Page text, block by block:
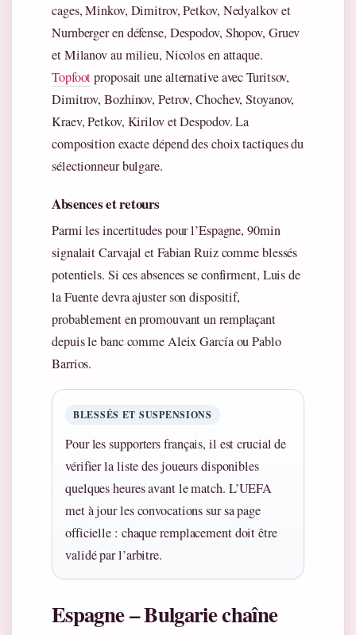
cages, Minkov, Dimitrov, Petkov, Nedyalkov et
Nurnberger en défense, Despodov, Shopov, Gruev
et Milanov au milieu, Nicolos en attaque.
Topfootproposait une alternative avec Turitsov,
Dimitrov, Bozhinov, Petrov, Chochev, Stoyanov,
Kraev, Petkov, Kirilov et Despodov. La
composition exacte dépend des choix tactiques du
sélectionneur bulgare.
Absences et retours
Parmi les incertitudes pour l’Espagne, 90min
signalait Carvajal et Fabian Ruiz comme blessés
potentiels. Si ces absences se confirment, Luis de
la Fuente devra ajuster son dispositif,
probablement en promouvant un remplaçant
depuis le banc comme Aleix García ou Pablo
Barrios.
BLESSÉS ET SUSPENSIONS
Pour les supporters français, il est crucial de
vérifier la liste des joueurs disponibles
quelques heures avant le match. L’UEFA
met à jour les convocations sur sa page
officielle : chaque remplacement doit être
validé par l’arbitre.
Espagne – Bulgarie chaîne